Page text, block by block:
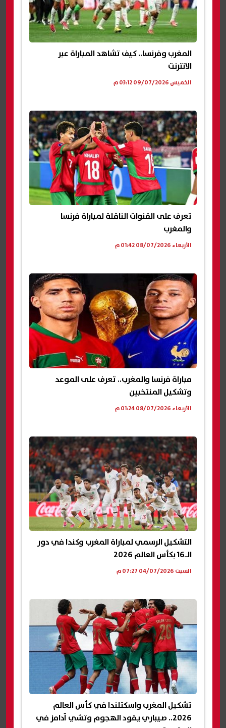
المغرب وفرنسا.. كيف تشاهد المباراة عبر
الانترنت
الخميس 09/07/2026 03:12 م
تعرف على القنوات الناقلة لمباراة فرنسا
والمغرب
الأربعاء 08/07/2026 01:42 م
مباراة فرنسا والمغرب.. تعرف على الموعد
وتشكيل المنتخبين
الأربعاء 08/07/2026 01:24 م
التشكيل الرسمي لمباراة المغرب وكندا في دور
الـ16 بكأس العالم 2026
السبت 04/07/2026 07:27 م
تشكيل المغرب واسكتلندا في كأس العالم
2026.. صيباري يقود الهجوم وتشي آدامز في